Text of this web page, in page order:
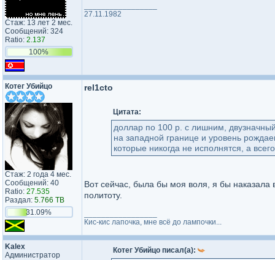
Стаж: 13 лет 2 мес.
Сообщений: 324
Ratio: 2.137
100%
27.11.1982
Котег Убийцо
Стаж: 2 года 4 мес.
Сообщений: 40
Ratio: 27.535
Раздал: 5.766 TB
31.09%
rel1cto
Цитата:
доллар по 100 р. с лишним,
на западной границе и уровень
которые никогда не исполнятся, а
Вот сейчас, была бы моя воля, я бы наказала
политоту.
Кис-кис лапочка, мне всё до лампочки...
Kalex
Администратор
Котег Убийцо писал(а):